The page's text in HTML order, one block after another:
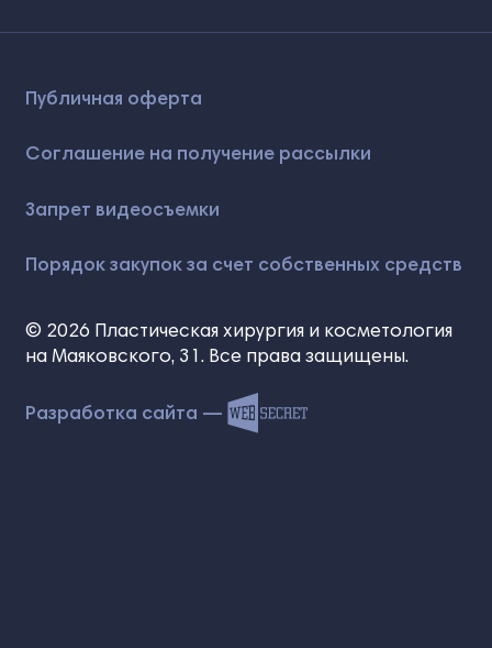
Публичная оферта
Соглашение на получение рассылки
Запрет видеосъемки
Порядок закупок за счет собственных средств
© 2026 Пластическая хирургия и косметология
на Маяковского, 31. Все права защищены.
Разработка сайта —